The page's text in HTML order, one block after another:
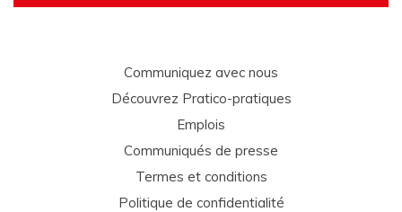
Communiquez avec nous
Découvrez Pratico-pratiques
Emplois
Communiqués de presse
Termes et conditions
Politique de confidentialité